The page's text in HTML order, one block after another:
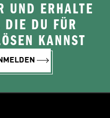
UND ERHALTE
DU FÜR
KANNST